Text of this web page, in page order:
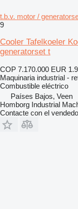
t.b.v. motor /
9
Cooler Tafelkoeler
generatorset t
COP 7.170.000 EUR
Maquinaria industrial -
Combustible eléctrico
Países Bajos, Veen
Homborg Industrial
Contacte con el